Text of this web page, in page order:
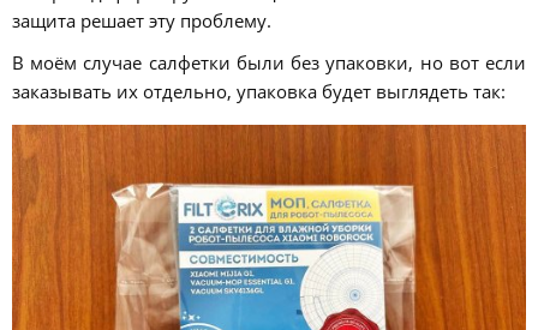
защита решает эту проблему.
В моём случае салфетки были без упаковки, но вот если
заказывать их отдельно, упаковка будет выглядеть так: